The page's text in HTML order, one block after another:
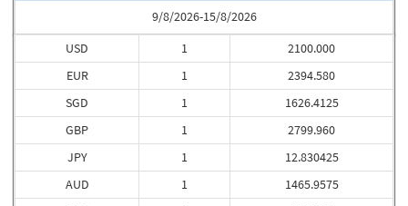
9/8/2026-15/8/2026
USD
EUR
SGD
GBP
JPY
AUD
1
1
1
1
1
1
2100.000
2394.580
1626.4125
2799.960
12.830425
1465.9575